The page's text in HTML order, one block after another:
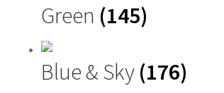
Green (145)
Blue & Sky (176)